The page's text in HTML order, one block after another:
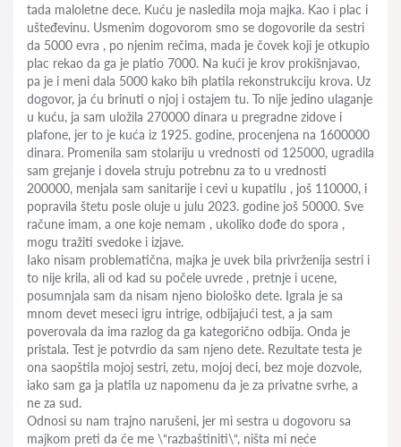
tada maloletne dece. Kuću je nasledila moja majka. Kao i plac i
ušteđevinu. Usmenim dogovorom smo se dogovorile da sestri
da 5000 evra , po njenim rečima, mada je čovek koji je otkupio
plac rekao da ga je platio 7000. Na kući je krov prokišnjavao,
pa je i meni dala 5000 kako bih platila rekonstrukciju krova. Uz
dogovor, ja ću brinuti o njoj i ostajem tu. To nije jedino ulaganje
u kuću, ja sam uložila 270000 dinara u pregradne zidove i
plafone, jer to je kuća iz 1925. godine, procenjena na 1600000
dinara. Promenila sam stolariju u vrednosti od 125000, ugradila
sam grejanje i dovela struju potrebnu za to u vrednosti
200000, menjala sam sanitarije i cevi u kupatilu , još 110000, i
popravila štetu posle oluje u julu 2023. godine još 50000. Sve
račune imam, a one koje nemam , ukoliko dođe do spora ,
mogu tražiti svedoke i izjave.
Iako nisam problematična, majka je uvek bila privrženija sestri i
to nije krila, ali od kad su počele uvrede , pretnje i ucene,
posumnjala sam da nisam njeno biološko dete. Igrala je sa
mnom devet meseci igru intrige, odbijajući test, a ja sam
poverovala da ima razlog da ga kategorično odbija. Onda je
pristala. Test je potvrdio da sam njeno dete. Rezultate testa je
ona saopštila mojoj sestri, zetu, mojoj deci, bez moje dozvole,
iako sam ga ja platila uz napomenu da je za privatne svrhe, a
ne za sud.
Odnosi su nam trajno narušeni, jer mi sestra u dogovoru sa
majkom preti da će me \“razbaštiniti\“, ništa mi neće